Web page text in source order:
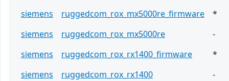
siemens
ruggedcom_rox_mx5000re_firmware
*
siemens
ruggedcom_rox_mx5000re
-
siemens
ruggedcom_rox_rx1400_firmware
*
siemens
ruggedcom_rox_rx1400
-